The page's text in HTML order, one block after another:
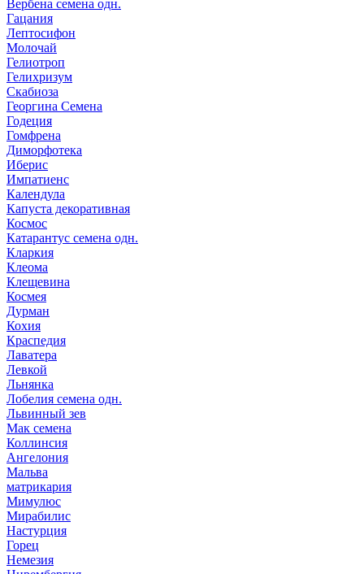
Вербена семена одн.
Гацания
Лептосифон
Молочай
Гелиотроп
Гелихризум
Скабиоза
Георгина Семена
Годеция
Гомфрена
Диморфотека
Иберис
Импатиенс
Календула
Капуста декоративная
Космос
Катарантус семена одн.
Кларкия
Клеома
Клещевина
Космея
Дурман
Кохия
Краспедия
Лаватера
Левкой
Льнянка
Лобелия семена одн.
Львинный зев
Мак семена
Коллинсия
Ангелония
Мальва
матрикария
Мимулюс
Мирабилис
Настурция
Горец
Немезия